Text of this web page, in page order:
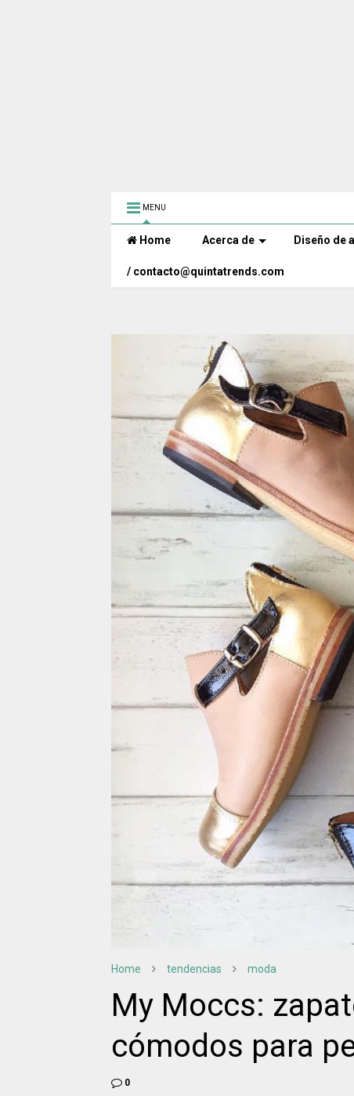
MENU
Home Acerca de Diseño de
/ contacto@quintatrends.com
Home tendencias moda
My Moccs:
cómodos para
0